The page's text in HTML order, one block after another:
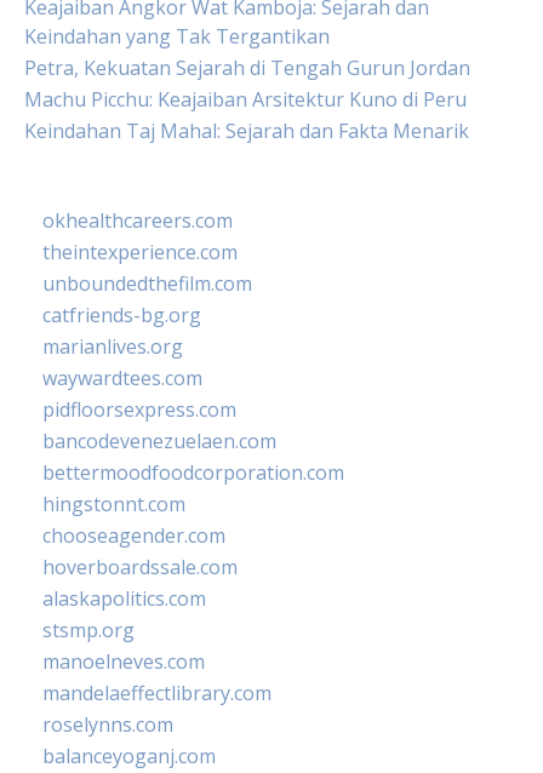
Keajaiban Angkor Wat Kamboja: Sejarah dan
Keindahan yang Tak Tergantikan
Petra, Kekuatan Sejarah di Tengah Gurun Jordan
Machu Picchu: Keajaiban Arsitektur Kuno di Peru
Keindahan Taj Mahal: Sejarah dan Fakta Menarik
okhealthcareers.com
theintexperience.com
unboundedthefilm.com
catfriends-bg.org
marianlives.org
waywardtees.com
pidfloorsexpress.com
bancodevenezuelaen.com
bettermoodfoodcorporation.com
hingstonnt.com
chooseagender.com
hoverboardssale.com
alaskapolitics.com
stsmp.org
manoelneves.com
mandelaeffectlibrary.com
roselynns.com
balanceyoganj.com